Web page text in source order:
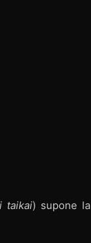
taikai) supone la